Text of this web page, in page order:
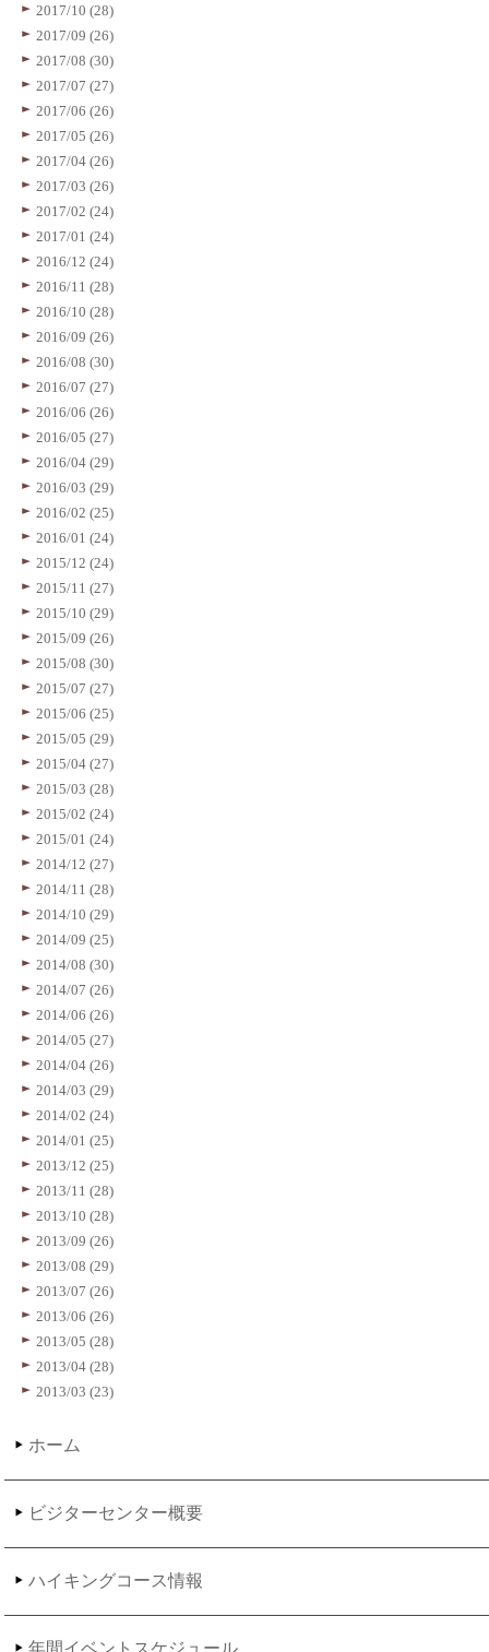
2017/10 (28)
2017/09 (26)
2017/08 (30)
2017/07 (27)
2017/06 (26)
2017/05 (26)
2017/04 (26)
2017/03 (26)
2017/02 (24)
2017/01 (24)
2016/12 (24)
2016/11 (28)
2016/10 (28)
2016/09 (26)
2016/08 (30)
2016/07 (27)
2016/06 (26)
2016/05 (27)
2016/04 (29)
2016/03 (29)
2016/02 (25)
2016/01 (24)
2015/12 (24)
2015/11 (27)
2015/10 (29)
2015/09 (26)
2015/08 (30)
2015/07 (27)
2015/06 (25)
2015/05 (29)
2015/04 (27)
2015/03 (28)
2015/02 (24)
2015/01 (24)
2014/12 (27)
2014/11 (28)
2014/10 (29)
2014/09 (25)
2014/08 (30)
2014/07 (26)
2014/06 (26)
2014/05 (27)
2014/04 (26)
2014/03 (29)
2014/02 (24)
2014/01 (25)
2013/12 (25)
2013/11 (28)
2013/10 (28)
2013/09 (26)
2013/08 (29)
2013/07 (26)
2013/06 (26)
2013/05 (28)
2013/04 (28)
2013/03 (23)
ホーム
ビジターセンター概要
ハイキングコース情報
年間イベントスケジュール